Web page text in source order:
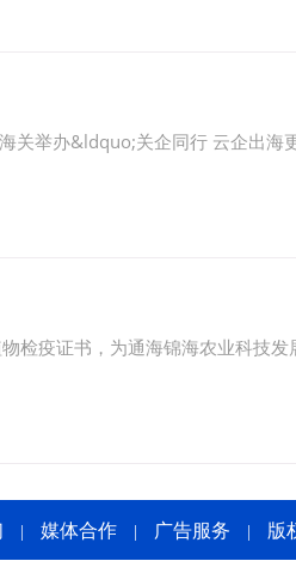
举办&ldquo;关企同行 云企出海
疫证书，为通海锦海农业科技发
媒体合作 广告服务 版